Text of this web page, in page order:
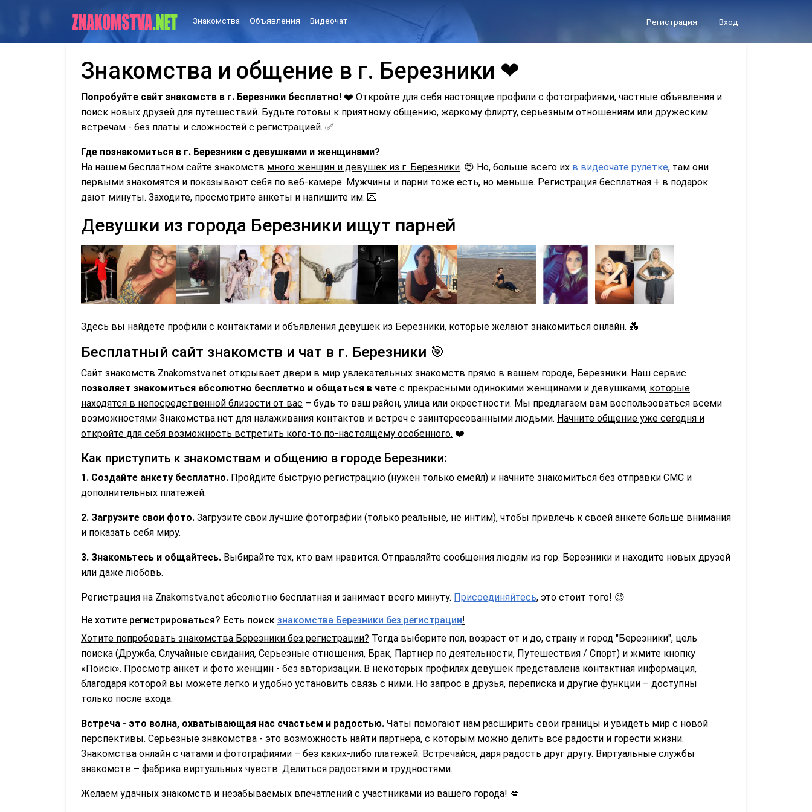
Знакомства Объявления Видеочат Регистрация Вход
Знакомства и общение в г. Березники ❤
Попробуйте сайт знакомств в г. Березники бесплатно! ❤️ Откройте для себя настоящие профили с фотографиями, частные объявления и
поиск новых друзей для путешествий. Будьте готовы к приятному общению, жаркому флирту, серьезным отношениям или дружеским
встречам - без платы и сложностей с регистрацией. ✅
Где познакомиться в г. Березники с девушками и женщинами?
На нашем бесплатном сайте знакомств много женщин и девушек из г. Березники. 😍 Но, больше всего их в видеочате рулетке, там они
первыми знакомятся и показывают себя по веб-камере. Мужчины и парни тоже есть, но меньше. Регистрация бесплатная + в подарок
дают минуты. Заходите, просмотрите анкеты и напишите им. 💌
Девушки из города Березники ищут парней
Здесь вы найдете профили с контактами и объявления девушек из Березники, которые желают знакомиться онлайн. 💑
Бесплатный сайт знакомств и чат в г. Березники 🎯
Сайт знакомств Znakomstva.net открывает двери в мир увлекательных знакомств прямо в вашем городе, Березники. Наш сервис
позволяет знакомиться абсолютно бесплатно и общаться в чате с прекрасными одинокими женщинами и девушками, которые
находятся в непосредственной близости от вас – будь то ваш район, улица или окрестности. Мы предлагаем вам воспользоваться всеми
возможностями Знакомства.нет для налаживания контактов и встреч с заинтересованными людьми. Начните общение уже сегодня и
откройте для себя возможность встретить кого-то по-настоящему особенного. ❤️
Как приступить к знакомствам и общению в городе Березники:
1. Создайте анкету бесплатно. Пройдите быструю регистрацию (нужен только емейл) и начните знакомиться без отправки СМС и
дополнительных платежей.
2. Загрузите свои фото. Загрузите свои лучшие фотографии (только реальные, не интим), чтобы привлечь к своей анкете больше внимания
и показать себя миру.
3. Знакомьтесь и общайтесь. Выбирайте тех, кто вам нравится. Отправляйте сообщения людям из гор. Березники и находите новых друзей
или даже любовь.
Регистрация на Znakomstva.net абсолютно бесплатная и занимает всего минуту. Присоединяйтесь, это стоит того! 😉
Не хотите регистрироваться? Есть поиск знакомства Березники без регистрации!
Хотите попробовать знакомства Березники без регистрации? Тогда выберите пол, возраст от и до, страну и город "Березники", цель
поиска (Дружба, Случайные свидания, Серьезные отношения, Брак, Партнер по деятельности, Путешествия / Спорт) и жмите кнопку
«Поиск». Просмотр анкет и фото женщин - без авторизации. В некоторых профилях девушек представлена контактная информация,
благодаря которой вы можете легко и удобно установить связь с ними. Но запрос в друзья, переписка и другие функции – доступны
только после входа.
Встреча - это волна, охватывающая нас счастьем и радостью. Чаты помогают нам расширить свои границы и увидеть мир с новой
перспективы. Серьезные знакомства - это возможность найти партнера, с которым можно делить все радости и горести жизни.
Знакомства онлайн с чатами и фотографиями – без каких-либо платежей. Встречайся, даря радость друг другу. Виртуальные службы
знакомств – фабрика виртуальных чувств. Делиться радостями и трудностями.
Желаем удачных знакомств и незабываемых впечатлений с участниками из вашего города! 💋